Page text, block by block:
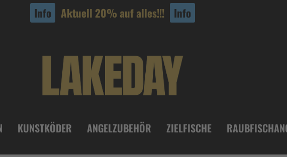
Info Aktuell 20% auf alles!!! Info
KUNSTKÖDER ANGELZUBEHÖR ZIELFISCHE